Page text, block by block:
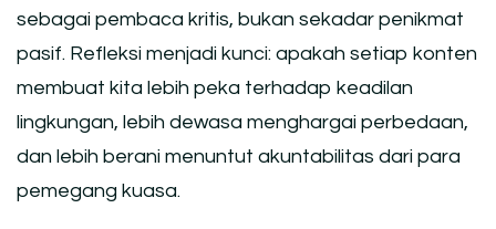
sebagai pembaca kritis, bukan sekadar penikmat
pasif. Refleksi menjadi kunci: apakah setiap konten
membuat kita lebih peka terhadap keadilan
lingkungan, lebih dewasa menghargai perbedaan,
dan lebih berani menuntut akuntabilitas dari para
pemegang kuasa.